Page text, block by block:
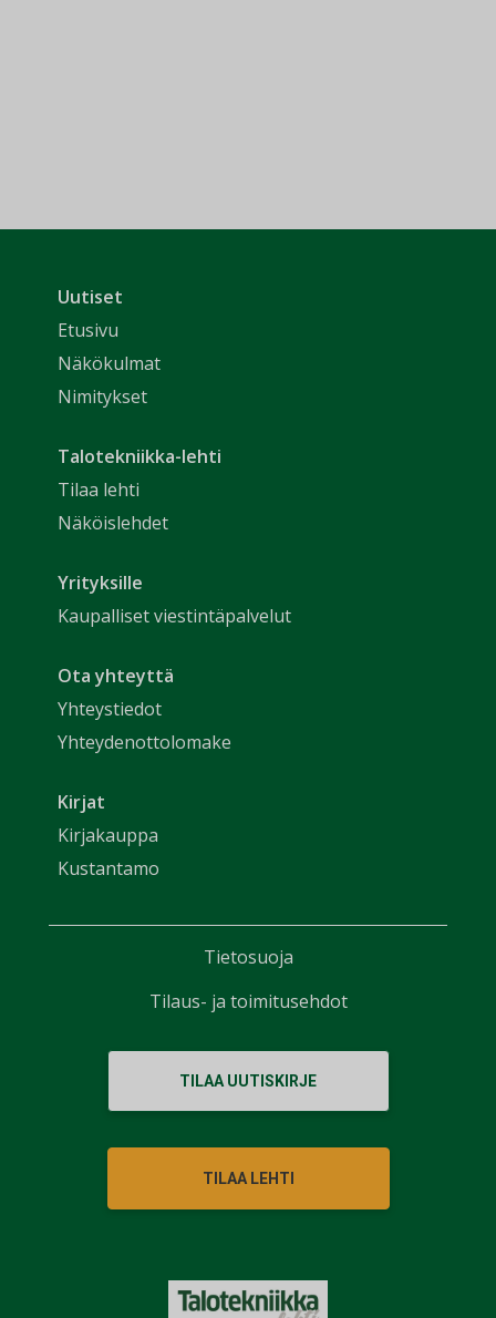
Uutiset
Etusivu
Näkökulmat
Nimitykset
Talotekniikka-lehti
Tilaa lehti
Näköislehdet
Yrityksille
Kaupalliset viestintäpalvelut
Ota yhteyttä
Yhteystiedot
Yhteydenottolomake
Kirjat
Kirjakauppa
Kustantamo
TILAA UUTISKIRJE
TILAA LEHTI
Tietosuoja
Tilaus- ja toimitusehdot